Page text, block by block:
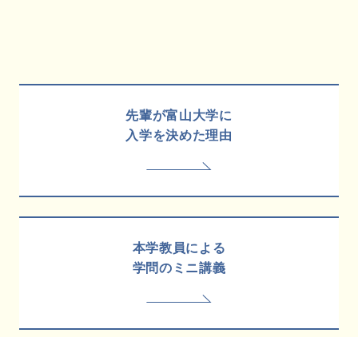
先輩が富山大学に
入学を決めた理由
本学教員による
学問のミニ講義